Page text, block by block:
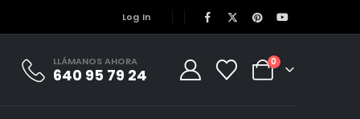
Log In
LLÁMANOS AHORA
640 95 79 24
0